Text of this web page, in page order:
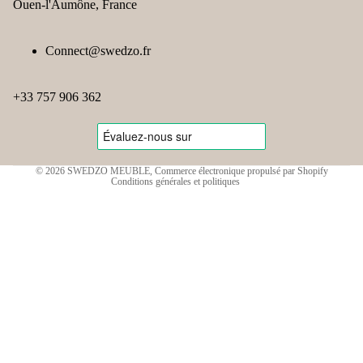
Ouen-l'Aumône, France
Connect@swedzo.fr
+33 757 906 362
© 2026 SWEDZO MEUBLE, Commerce électronique propulsé par Shopify
Conditions générales et politiques
Mentions légales
Conditions générales de vente